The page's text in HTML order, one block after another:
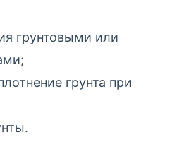
грунтовыми или
грунта при